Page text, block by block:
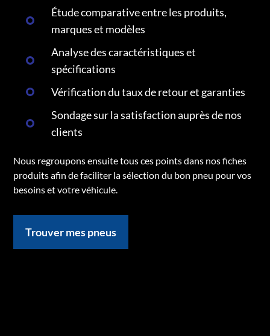
Étude comparative entre les produits,
marques et modèles
Analyse des caractéristiques et
spécifications
Vérification du taux de retour et garanties
Sondage sur la satisfaction auprès de nos
clients
Nous regroupons ensuite tous ces points dans nos fiches
produits afin de faciliter la sélection du bon pneu pour vos
besoins et votre véhicule.
Trouver mes pneus